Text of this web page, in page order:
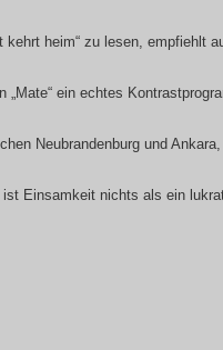
kehrt heim“ zu lesen, empfiehlt
„Mate“ ein echtes
Neubrandenburg und
ist Einsamkeit nichts als ein